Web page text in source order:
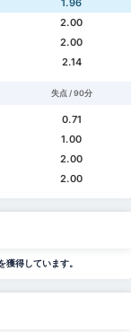
1.96
2.00
2.00
2.14
失点 / 90分
0.71
1.00
2.00
2.00
得しています。